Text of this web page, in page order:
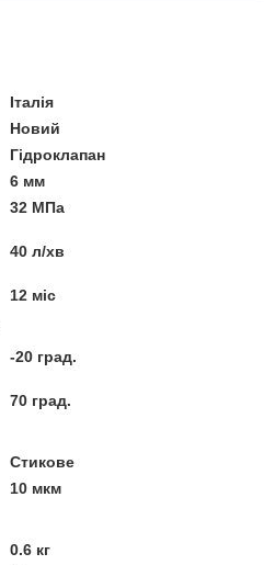
Італія
Новий
Гідроклапан
6 мм
32 МПа
40 л/хв
12 міс
-20 град.
70 град.
Стикове
10 мкм
0.6 кг